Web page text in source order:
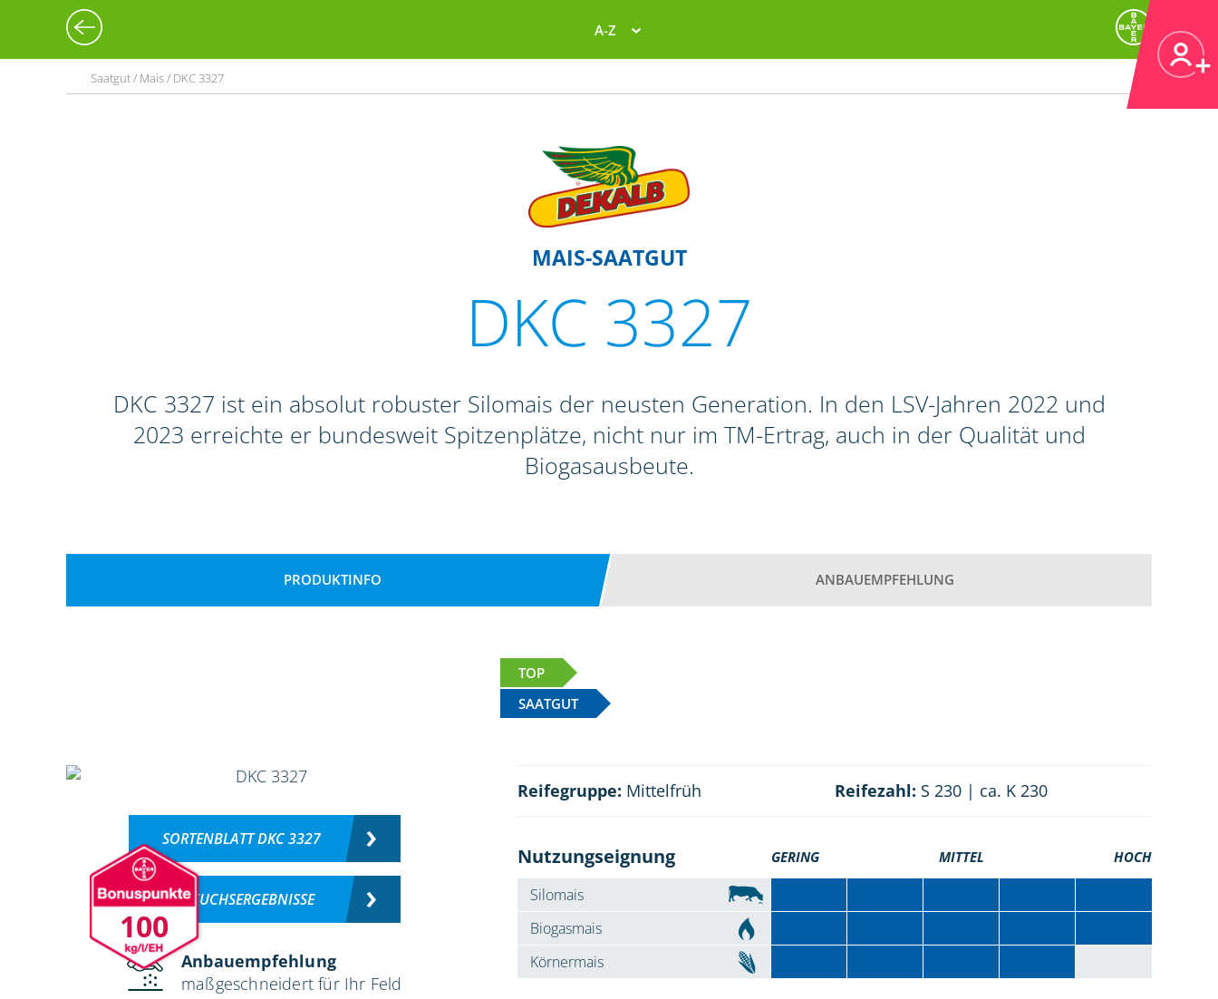
A-Z
Saatgut / Mais / DKC 3327
MAIS-SAATGUT
DKC 3327
DKC 3327 ist ein absolut robuster Silomais der neusten Generation. In den LSV-Jahren 2022 und
2023 erreichte er bundesweit Spitzenplätze, nicht nur im TM-Ertrag, auch in der Qualität und
Biogasausbeute.
PRODUKTINFO ANBAUEMPFEHLUNG
TOP
SAATGUT
100
SORTENBLATT DKC 3327
VERSUCHSERGEBNISSE
Anbauempfehlung
maßgeschneidert für Ihr Feld
Reifegruppe: Mittelfrüh Reifezahl: S 230 | ca. K 230
Nutzungseignung GERING MITTEL HOCH
Silomais
Biogasmais
Körnermais